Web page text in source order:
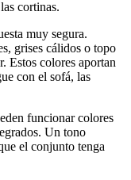
cortinas.
muy segura.
grises cálidos o topo
Estos colores aportan
con el sofá, las
funcionar colores
Un tono
el conjunto tenga